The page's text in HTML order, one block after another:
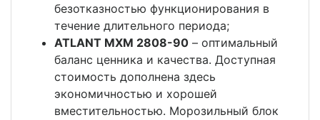
безотказностью функционирования в
течение длительного периода;
ATLANT МХМ 2808-90 – оптимальный
баланс ценника и качества. Доступная
стоимость дополнена здесь
экономичностью и хорошей
вместительностью. Морозильный блок